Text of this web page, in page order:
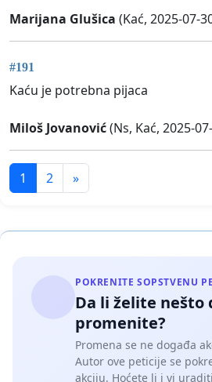
Marijana Glušica (Kać, 2025-07-
#191
Kaću je potrebna pijaca
Miloš Jovanović(Ns, Kać, 2025-
1 2 »
POKRENITE SOPSTVENU
Da li želite nešto
promenite?
Promena se ne događa
Autor ove peticije se
akciju. Hoćete li i vi